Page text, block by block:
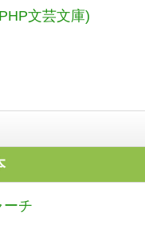
文芸文庫)
ーチ